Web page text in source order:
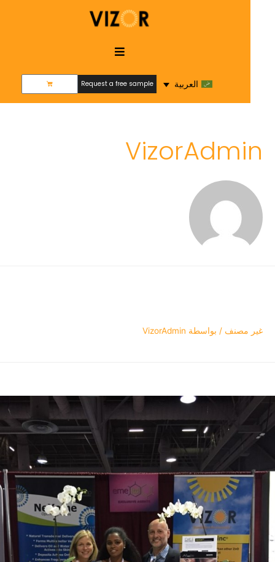
العربية
Request a free sample
Request a free sample
VizorAdmin
غير مصنف/ بواسطة VizorAdmin